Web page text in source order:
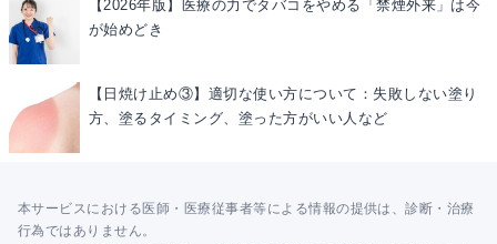
【2026年版】医療の力でタバコをやめる「禁煙外来」は今
が始めどき
【日焼け止め③】適切な使い方について：失敗しない塗り
方、塗るタイミング、塗った方がいい人など
本サービスにおける医師・医療従事者等による情報の提供は、診断・治療
行為ではありません。